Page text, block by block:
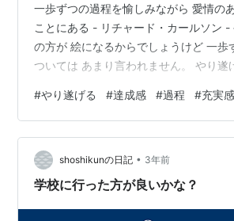
一歩ずつの過程を愉しみながら 愛情の
ことにある - リチャード・カールソン -
の方が 絵になるからでしょうけど 一歩
ついては あまり言われません。 やり遂
感」でしょうか？ 前にも書きましたけ
たちにとっては やり遂げることは美徳
山登りにしても 頂上まで行かず、途中
返してしまうそうです。 いかにも私向
私の場合、一歩ずつを愉しんでいるか？
#やり遂げる #達成感 #過程 #充実感
shoshikunの日記 • 3年前
学校に行った方が良いかな？